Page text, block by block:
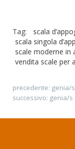
Tag: scala
scala singola
scale moderne in
vendita scale per
precedente: genia/
successivo: genia/s